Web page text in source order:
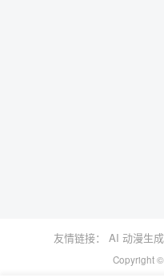
友情链接： AI 动漫生成
Copyright ©